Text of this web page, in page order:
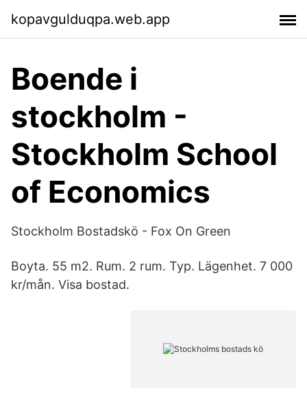
kopavgulduqpa.web.app
Boende i
stockholm -
Stockholm School
of Economics
Stockholm Bostadskö - Fox On Green
Boyta. 55 m2. Rum. 2 rum. Typ. Lägenhet. 7 000
kr/mån. Visa bostad.